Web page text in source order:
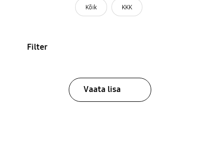
Kõik KKK
Filter
Vaata lisa